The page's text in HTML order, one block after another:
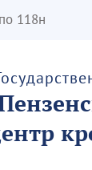
118н